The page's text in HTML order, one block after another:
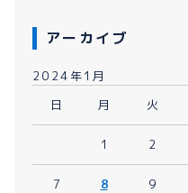
アーカイブ
2024年1月
日
月 火
1 2
7 8 9